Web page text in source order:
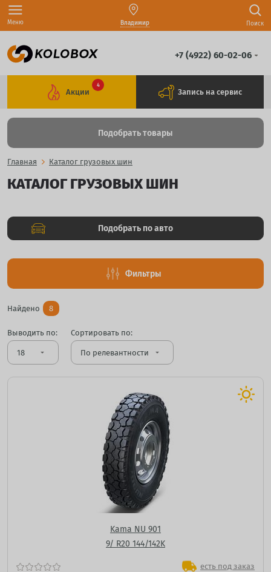
Меню Владимир Поиск
+7 (4922) 60-02-06
Акции
4
Запись на сервис
Подобрать товары
Главная Каталог грузовых шин
КАТАЛОГ ГРУЗОВЫХ ШИН
Подобрать по авто
Фильтры
Найдено 8
Выводить по:
arrow_drop_down
Сортировать по:
arrow_drop_down
Kama NU 901
9/ R20 144/142K
есть под заказ